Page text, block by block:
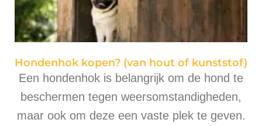
Hondenhok kopen? (van hout of kunststof)
Een hondenhok is belangrijk om de hond te
beschermen tegen weersomstandigheden,
maar ook om deze een vaste plek te geven.